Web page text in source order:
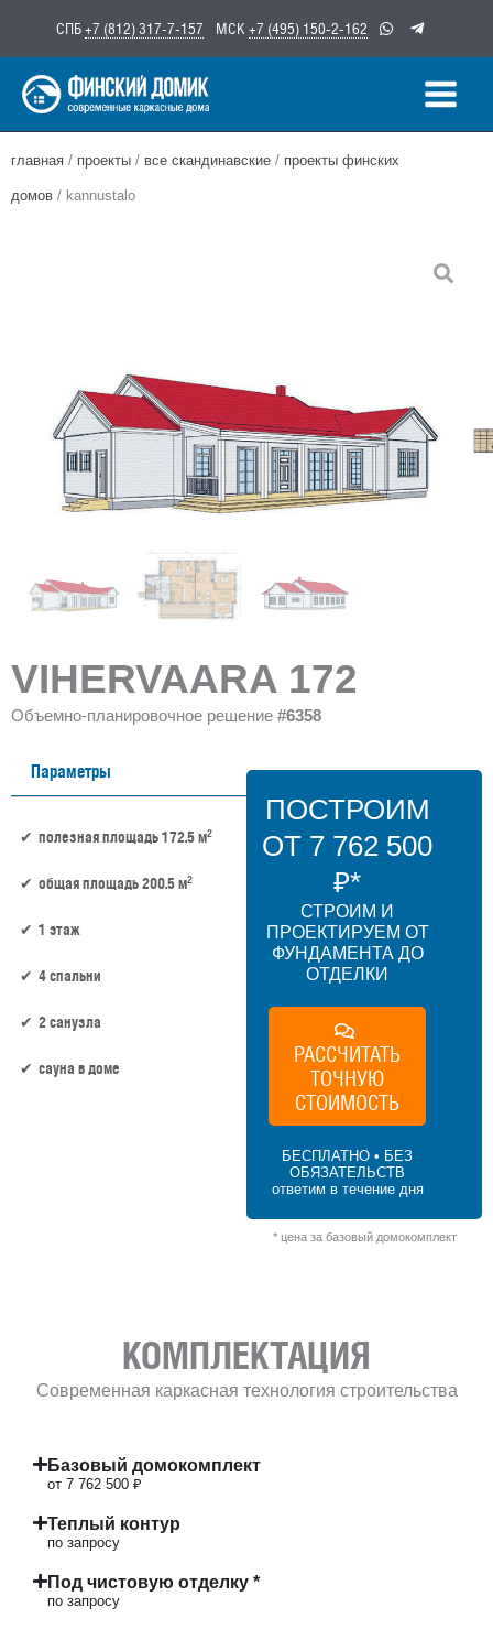
содержимому
СПБ+7 (812) 317-7-157 МСК +7 (495) 150-2-162
главная / проекты / все скандинавские / проекты финских
домов / kannustalo
VIHERVAARA 172
Объемно-планировочное решение #6358
Параметры
полезная площадь 172.5 м2
общая площадь 200.5 м2
1 этаж
4 спальни
2 санузла
сауна в доме
ПОСТРОИМ
ОТ 7 762 500
₽*
СТРОИМ И
ПРОЕКТИРУЕМ ОТ
ФУНДАМЕНТА ДО
ОТДЕЛКИ
РАССЧИТАТЬ
ТОЧНУЮ
СТОИМОСТЬ
БЕСПЛАТНО • БЕЗ
ОБЯЗАТЕЛЬСТВ
ответим в течение дня
* цена за базовый домокомплект
КОМПЛЕКТАЦИЯ
Современная каркасная технология строительства
Базовый домокомплект
от 7 762 500 ₽
Теплый контур
по запросу
Под чистовую отделку *
по запросу